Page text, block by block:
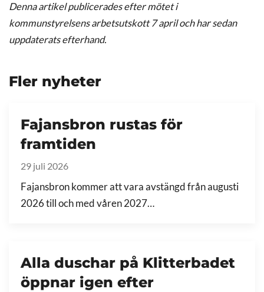
Denna artikel publicerades efter mötet i
kommunstyrelsens arbetsutskott 7 april och har sedan
uppdaterats efterhand.
Fler nyheter
Fajansbron rustas för
framtiden
29 juli 2026
Fajansbron kommer att vara avstängd från augusti
2026 till och med våren 2027…
Alla duschar på Klitterbadet
öppnar igen efter